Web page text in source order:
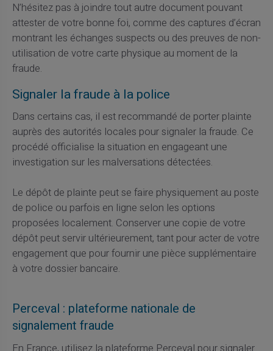
N’hésitez pas à joindre tout autre document pouvant
attester de votre bonne foi, comme des captures d’écran
montrant les échanges suspects ou des preuves de non-
utilisation de votre carte physique au moment de la
fraude.
Signaler la fraude à la police
Dans certains cas, il est recommandé de porter plainte
auprès des autorités locales pour signaler la fraude. Ce
procédé officialise la situation en engageant une
investigation sur les malversations détectées.
Le dépôt de plainte peut se faire physiquement au poste
de police ou parfois en ligne selon les options
proposées localement. Conserver une copie de votre
dépôt peut servir ultérieurement, tant pour acter de votre
engagement que pour fournir une pièce supplémentaire
à votre dossier bancaire.
Perceval : plateforme nationale de
signalement fraude